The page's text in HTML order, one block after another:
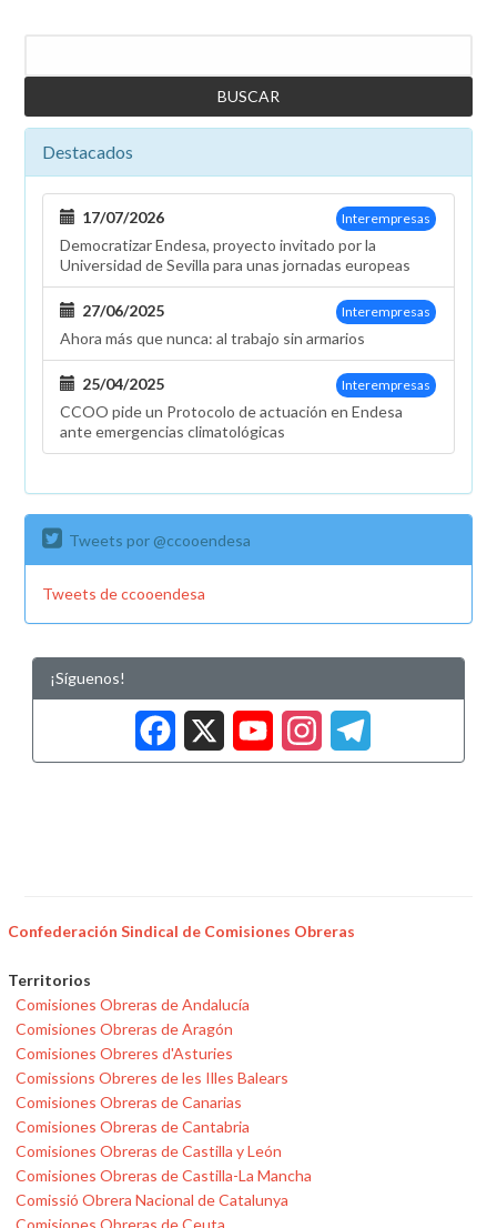
Destacados
Interempresas
17/07/2026
Democratizar Endesa, proyecto invitado por la
Universidad de Sevilla para unas jornadas europeas
Interempresas
27/06/2025
Ahora más que nunca: al trabajo sin armarios
Interempresas
25/04/2025
CCOO pide un Protocolo de actuación en Endesa
ante emergencias climatológicas
Tweets por @ccooendesa
Tweets de ccooendesa
¡Síguenos!
Facebook
X
Confederación Sindical de Comisiones Obreras
Territorios
Comisiones Obreras de Andalucía
Comisiones Obreras de Aragón
Comisiones Obreres d'Asturies
Comissions Obreres de les Illes Balears
Comisiones Obreras de Canarias
Comisiones Obreras de Cantabria
Comisiones Obreras de Castilla y León
Comisiones Obreras de Castilla-La Mancha
Comissió Obrera Nacional de Catalunya
Comisiones Obreras de Ceuta